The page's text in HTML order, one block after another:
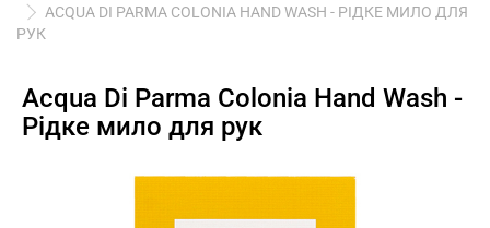
ACQUA DI PARMA COLONIA HAND WASH - РІДКЕ МИЛО ДЛЯ
РУК
Acqua Di Parma Colonia Hand Wash -
Рідке мило для рук